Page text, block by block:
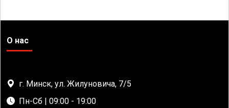
О нас
г. Минск, ул. Жилуновича, 7/5
Пн-Сб | 09:00 - 19:00